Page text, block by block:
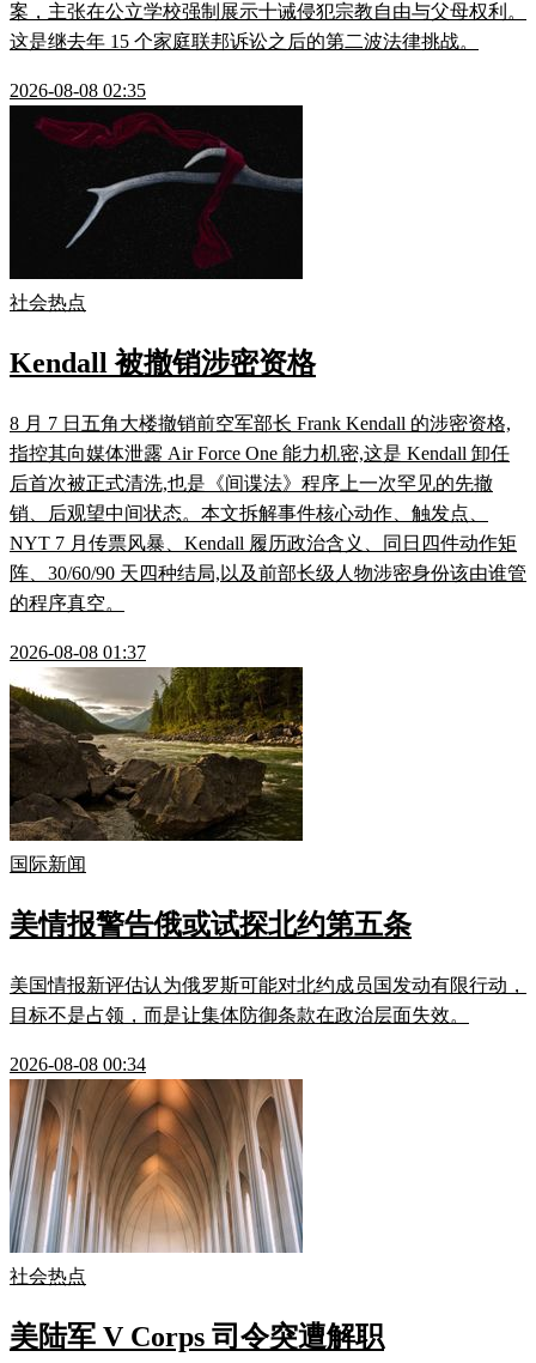
案，主张在公立学校强制展示十诫侵犯宗教自由与父母权利。
这是继去年 15 个家庭联邦诉讼之后的第二波法律挑战。
2026-08-08 02:35
社会热点
Kendall 被撤销涉密资格
8 月 7 日五角大楼撤销前空军部长 Frank Kendall 的涉密资格,
指控其向媒体泄露 Air Force One 能力机密,这是 Kendall 卸任
后首次被正式清洗,也是《间谍法》程序上一次罕见的先撤
销、后观望中间状态。本文拆解事件核心动作、触发点、
NYT 7 月传票风暴、Kendall 履历政治含义、同日四件动作矩
阵、30/60/90 天四种结局,以及前部长级人物涉密身份该由谁管
的程序真空。
2026-08-08 01:37
国际新闻
美情报警告俄或试探北约第五条
美国情报新评估认为俄罗斯可能对北约成员国发动有限行动，
目标不是占领，而是让集体防御条款在政治层面失效。
2026-08-08 00:34
社会热点
美陆军 V Corps 司令突遭解职